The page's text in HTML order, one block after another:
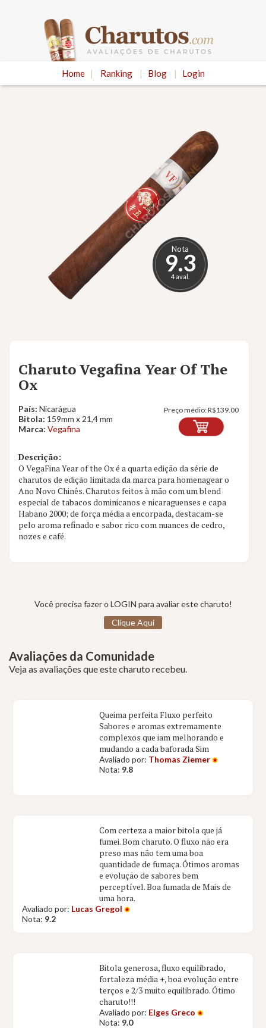
Home | Ranking | Blog | Login
Nota
9.3
4 aval.
Charuto Vegafina Year Of The
Ox
País: Nicarágua
Bitola: 159mm x 21,4 mm
Marca: Vegafina
Preço médio:R$139.00
Descrição:
O VegaFina Year of the Ox é a quarta edição da série de
charutos de edição limitada da marca para homenagear o
Ano Novo Chinês. Charutos feitos à mão com um blend
especial de tabacos dominicanos e nicaraguenses e capa
Habano 2000; de força média a encorpada, destacam-se
pelo aroma refinado e sabor rico com nuances de cedro,
nozes e café.
Você precisa fazer o LOGIN para avaliar este charuto!
Clique Aqui
Avaliações da Comunidade
Veja as avaliações que este charuto recebeu.
Queima perfeita Fluxo perfeito
Sabores e aromas extremamente
complexos que iam melhorando e
mudando a cada baforada Sim
Avaliado por: Thomas Ziemer
Nota: 9.8
Com certeza a maior bitola que já
fumei. Bom charuto. O fluxo não era
preso mas não tem uma boa
quantidade de fumaça. Ótimos aromas
e evolução de sabores bem
perceptível. Boa fumada de Mais de
uma hora.
Avaliado por: Lucas Gregol
Nota: 9.2
Bitola generosa, fluxo equilibrado,
fortaleza média +, boa evolução entre
terços e 2/3 muito equilibrado. Ótimo
charuto!!!
Avaliado por: Elges Greco
Nota: 9.0